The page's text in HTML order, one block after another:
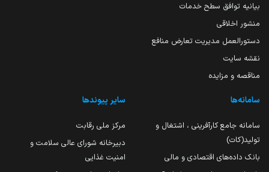
بیانیه توافق سطح خدمات
منشور اخلاقی
دستورالعمل مدیریت تعارض منافع
نقشه سایت
مناقصه و مزایده
سامانه‌ها
سامانه جامع کارآفرینی ، اشتغال و
تولید(کات)
بانک داده‌های اقتصادی و مالی
سایر پیوندها
مرکز ملی رقابت
دبیرخانه شورای عالی سلامت و
امنیت غذایی